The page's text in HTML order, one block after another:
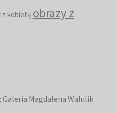
z kobietą obrazy z
Magdalena Walulik